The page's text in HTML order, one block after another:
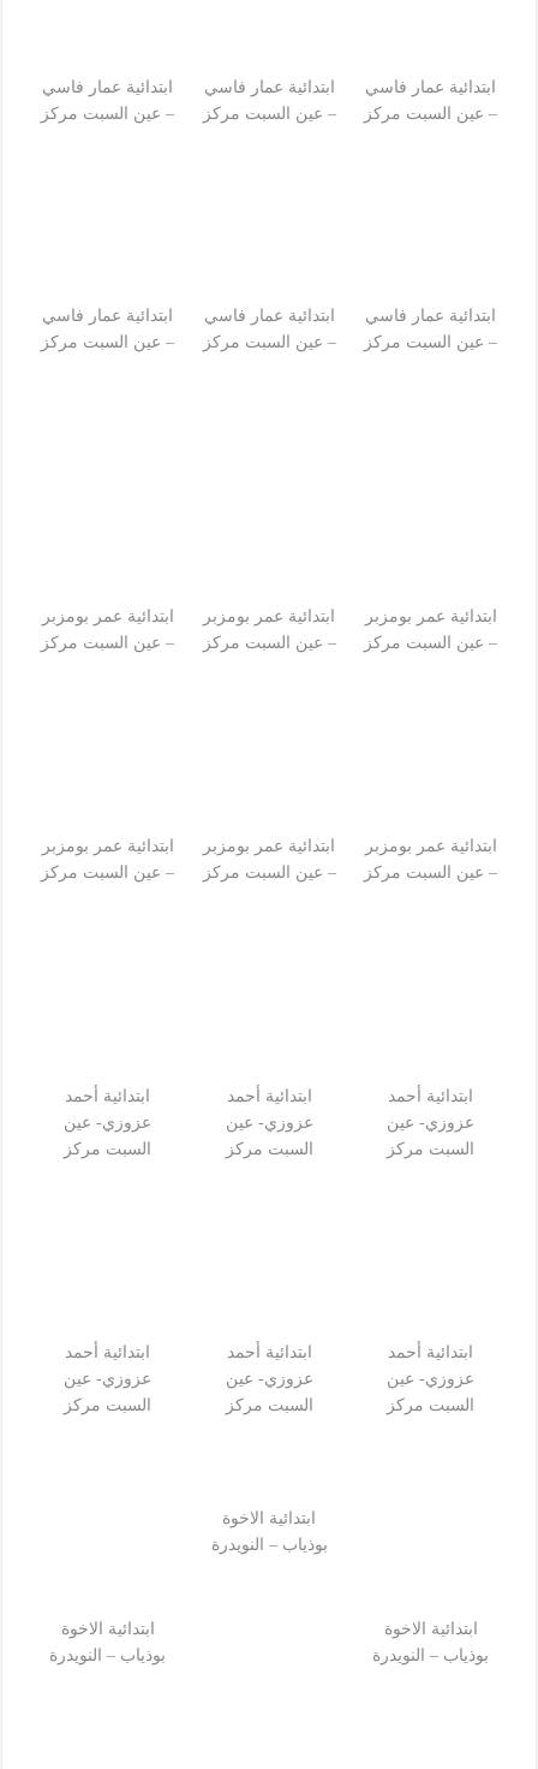
ابتدائية عمار فاسي
– عين السبت مركز
ابتدائية عمار فاسي
– عين السبت مركز
ابتدائية عمار فاسي
– عين السبت مركز
ابتدائية عمار فاسي
– عين السبت مركز
ابتدائية عمار فاسي
– عين السبت مركز
ابتدائية عمار فاسي
– عين السبت مركز
ابتدائية عمر بومزبر
– عين السبت مركز
ابتدائية عمر بومزبر
– عين السبت مركز
ابتدائية عمر بومزبر
– عين السبت مركز
ابتدائية عمر بومزبر
– عين السبت مركز
ابتدائية عمر بومزبر
– عين السبت مركز
ابتدائية عمر بومزبر
– عين السبت مركز
ابتدائية أحمد
عزوزي- عين
السبت مركز
ابتدائية أحمد
عزوزي- عين
السبت مركز
ابتدائية أحمد
عزوزي- عين
السبت مركز
ابتدائية أحمد
عزوزي- عين
السبت مركز
ابتدائية أحمد
عزوزي- عين
السبت مركز
ابتدائية أحمد
عزوزي- عين
السبت مركز
ابتدائية الاخوة
بوذياب – النويدرة
ابتدائية الاخوة
بوذياب – النويدرة
ابتدائية الاخوة
بوذياب – النويدرة